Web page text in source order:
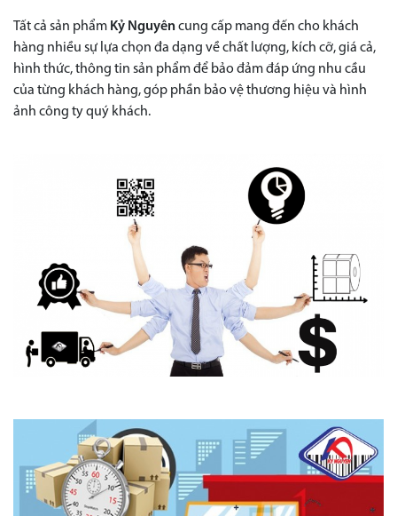
Tất cả sản phẩm Kỷ Nguyêncung cấp mang đến cho khách
hàng nhiều sự lựa chọn đa dạng về chất lượng, kích cỡ, giá cả,
hình thức, thông tin sản phẩm để bảo đảm đáp ứng nhu cầu
của từng khách hàng, góp phần bảo vệ thương hiệu và hình
ảnh công ty quý khách.